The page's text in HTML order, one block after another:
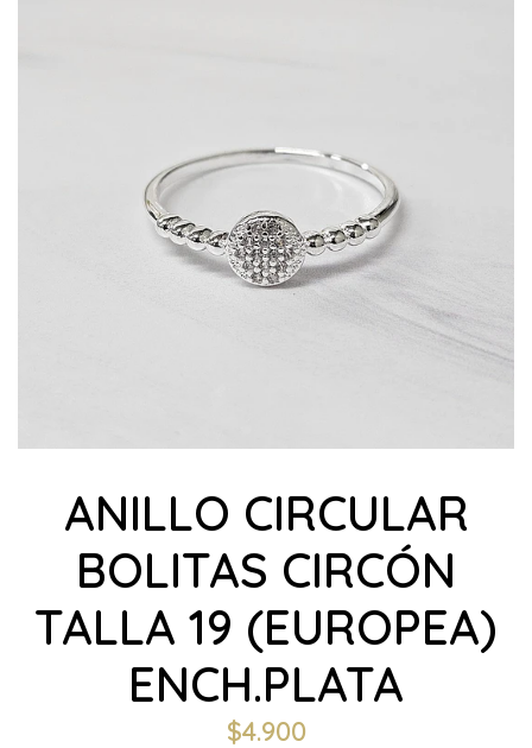
ANILLO CIRCULAR
BOLITAS CIRCÓN
TALLA 19 (EUROPEA)
ENCH.PLATA
$4.900